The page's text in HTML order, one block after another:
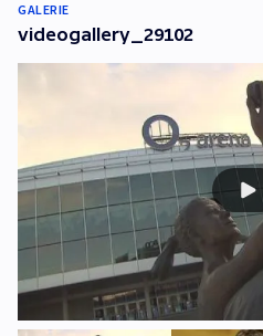
GALERIE
videogallery_29102